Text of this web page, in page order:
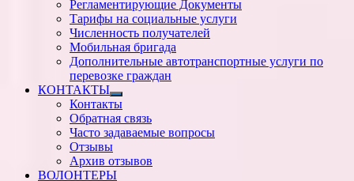
Регламентирующие Документы
Тарифы на социальные услуги
Численность получателей
Мобильная бригада
Дополнительные автотранспортные услуги по
перевозке граждан
КОНТАКТЫ
Показать
подменю
Контакты
Обратная связь
Часто задаваемые вопросы
Отзывы
Архив отзывов
ВОЛОНТЕРЫ